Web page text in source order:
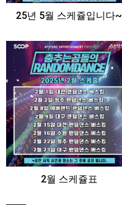
25년 5월 스케쥴입니다~
2월 스케쥴표